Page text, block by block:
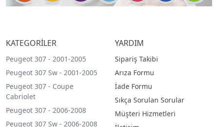
KATEGORİLER
Peugeot 307 - 2001-2005
Peugeot 307 Sw - 2001-2005
Peugeot 307 - Coupe
Cabriolet
Peugeot 307 - 2006-2008
Peugeot 307 Sw - 2006-2008
YARDIM
Sipariş Takibi
Arıza Formu
İade Formu
Sıkça Sorulan Sorular
Müşteri Hizmetleri